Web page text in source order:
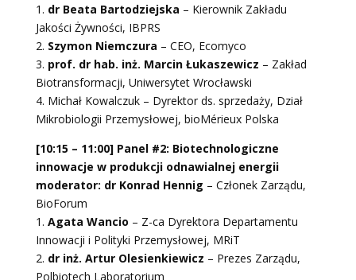
1. dr Beata Bartodziejska – Kierownik Zakładu
Jakości Żywności, IBPRS
2. Szymon Niemczura – CEO, Ecomyco
3. prof. dr hab. inż. Marcin Łukaszewicz – Zakład
Biotransformacji, Uniwersytet Wrocławski
4. Michał Kowalczuk – Dyrektor ds. sprzedaży, Dział
Mikrobiologii Przemysłowej, bioMérieux Polska
[10:15 – 11:00] Panel #2: Biotechnologiczne
innowacje w produkcji odnawialnej energii
moderator: dr Konrad Hennig – Członek Zarządu,
BioForum
1. Agata Wancio – Z-ca Dyrektora Departamentu
Innowacji i Polityki Przemysłowej, MRiT
2. dr inż. Artur Olesienkiewicz – Prezes Zarządu,
Polbiotech Laboratorium